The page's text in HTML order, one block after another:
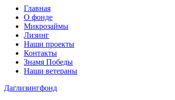
Главная
О фонде
Микрозаймы
Лизинг
Наши проекты
Контакты
Знамя Победы
Наши ветераны
Даглизингфонд